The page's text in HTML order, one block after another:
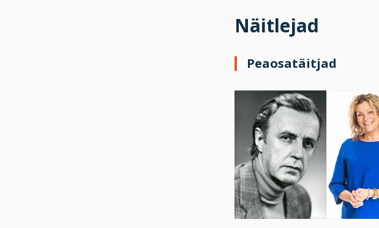
Näitlejad
Peaosatäitjad